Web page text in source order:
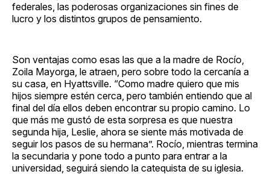
federales, las poderosas organizaciones sin fines de
lucro y los distintos grupos de pensamiento.
Son ventajas como esas las que a la madre de Rocío,
Zoila Mayorga, le atraen, pero sobre todo la cercanía a
su casa, en Hyattsville. “Como madre quiero que mis
hijos siempre estén cerca, pero también entiendo que al
final del día ellos deben encontrar su propio camino. Lo
que más me gustó de esta sorpresa es que nuestra
segunda hija, Leslie, ahora se siente más motivada de
seguir los pasos de su hermana”. Rocío, mientras termina
la secundaria y pone todo a punto para entrar a la
universidad, seguirá siendo la catequista de su iglesia.